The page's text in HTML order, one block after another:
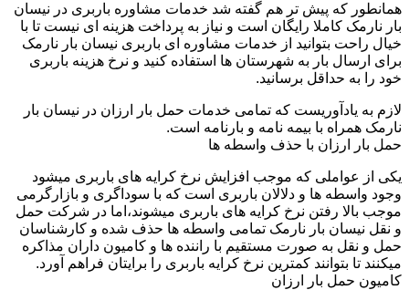
همانطور که پیش تر هم گفته شد خدمات مشاوره باربری در نیسان
بار نارمک کاملا رایگان است و نیاز به پرداخت هزینه ای نیست تا با
خیال راحت بتوانید از خدمات مشاوره ای باربری نیسان بار نارمک
برای ارسال بار به شهرستان ها استفاده کنید و نرخ هزینه باربری
خود را به حداقل برسانید.
لازم به یادآوریست که تمامی خدمات حمل بار ارزان در نیسان بار
نارمک همراه با بیمه نامه و بارنامه است.
حمل بار ارزان با حذف واسطه ها
یکی از عواملی که موجب افزایش نرخ کرایه های باربری میشود
وجود واسطه ها و دلالان باربری است که با سوداگری و بازارگرمی
موجب بالا رفتن نرخ کرایه های باربری میشوند،اما در شرکت حمل
و نقل نیسان بار نارمک تمامی واسطه ها حذف شده و کارشناسان
حمل و نقل به صورت مستقیم با راننده ها و کامیون داران مذاکره
میکنند تا بتوانند کمترین نرخ کرایه باربری را برایتان فراهم آورد.
کامیون حمل بار ارزان